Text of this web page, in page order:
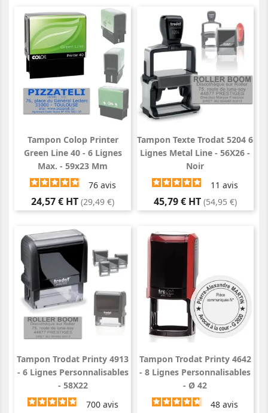
Tampon Colop Printer
Green Line 40 - 6 Lignes
Max. - 59x23 Mm
76 avis
Prix
24,57 € HT (29,49 €)
Tampon Texte Trodat 5204 6
Lignes Metal Line - 56X26 -
Noir
11avis
Prix
45,79 € HT (54,95 €)
Tampon Trodat Printy 4913
- 6 Lignes Personnalisables
- 58X22
700 avis
Tampon Trodat Printy 4642
- 8 Lignes Personnalisables
- Ø 42
48avis